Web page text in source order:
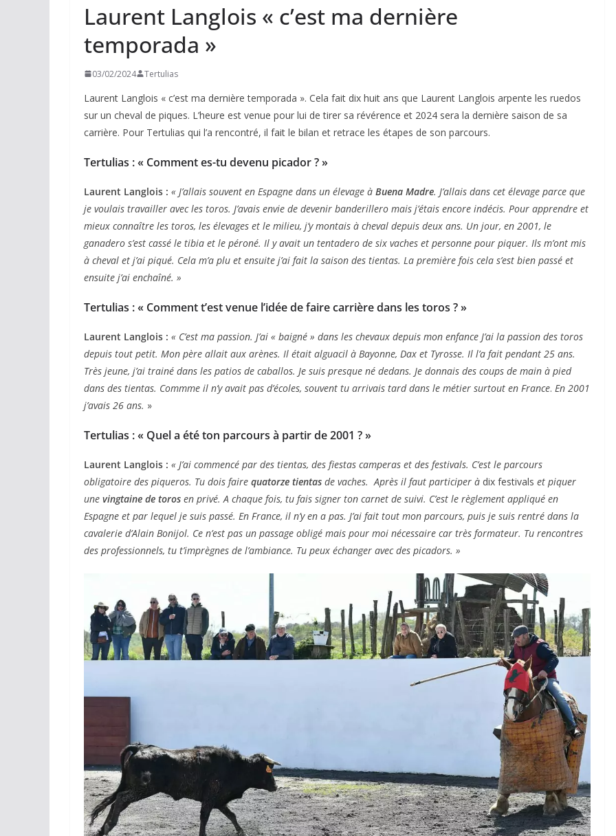
Laurent Langlois « c’est ma dernière
temporada »
03/02/2024 Tertulias
Laurent Langlois « c’est ma dernière temporada ». Cela fait dix huit ans que Laurent Langlois arpente les ruedos
sur un cheval de piques. L’heure est venue pour lui de tirer sa révérence et 2024 sera la dernière saison de sa
carrière. Pour Tertulias qui l’a rencontré, il fait le bilan et retrace les étapes de son parcours.
Tertulias : « Comment es-tu devenu picador ? »
Laurent Langlois : « J’allais souvent en Espagne dans un élevage à Buena Madre. J’allais dans cet élevage parce que
je voulais travailler avec les toros. J’avais envie de devenir banderillero mais j’étais encore indécis. Pour apprendre et
mieux connaître les toros, les élevages et le milieu, j’y montais à cheval depuis deux ans. Un jour, en 2001, le
ganadero s’est cassé le tibia et le péroné. Il y avait un tentadero de six vaches et personne pour piquer. Ils m’ont mis
à cheval et j’ai piqué. Cela m’a plu et ensuite j’ai fait la saison des tientas. La première fois cela s’est bien passé et
ensuite j’ai enchaîné. »
Tertulias : « Comment t’est venue l’idée de faire carrière dans les toros ? »
Laurent Langlois : « C’est ma passion. J’ai « baigné » dans les chevaux depuis mon enfance J’ai la passion des toros
depuis tout petit. Mon père allait aux arènes. Il était alguacil à Bayonne, Dax et Tyrosse. Il l’a fait pendant 25 ans.
Très jeune, j’ai trainé dans les patios de caballos. Je suis presque né dedans. Je donnais des coups de main à pied
dans des tientas. Commme il n’y avait pas d’écoles, souvent tu arrivais tard dans le métier surtout en France. En 2001
j’avais 26 ans. »
Tertulias : « Quel a été ton parcours à partir de 2001 ? »
Laurent Langlois : « J’ai commencé par des tientas, des fiestas camperas et des festivals. C’est le parcours
obligatoire des piqueros. Tu dois faire quatorze tientas de vaches. Après il faut participer à dix festivals et piquer
une vingtaine de toros en privé. A chaque fois, tu fais signer ton carnet de suivi. C’est le règlement appliqué en
Espagne et par lequel je suis passé. En France, il n’y en a pas. J’ai fait tout mon parcours, puis je suis rentré dans la
cavalerie d’Alain Bonijol. Ce n’est pas un passage obligé mais pour moi nécessaire car très formateur. Tu rencontres
des professionnels, tu t’imprègnes de l’ambiance. Tu peux échanger avec des picadors. »
ACTUALITÉS TAURINES
CHRONIQUES TAURINES 2026
Arles : au seuil des
espérances.
02/04/2026 Olivier Castelnau
ACTUALITÉS TAURINES
CHRONIQUES TAURINES 2026
Istres : la feria des
ultimes émotions
18/06/2026